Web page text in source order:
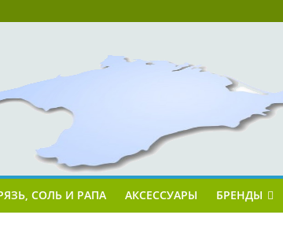
СОЛЬ И РАПА АКСЕССУАРЫ БРЕНДЫ